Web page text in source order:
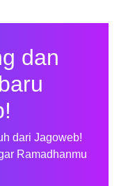
dan
dari Jagoweb!
Ramadhanmu